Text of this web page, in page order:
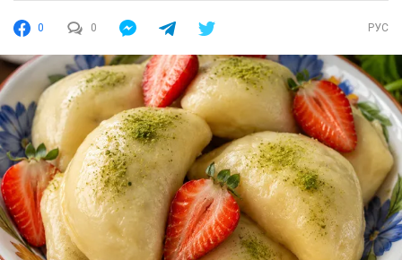
0 0 РУС